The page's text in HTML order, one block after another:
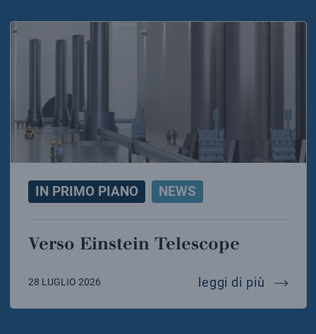
IN PRIMO PIANO NEWS
Verso Einstein Telescope
28 LUGLIO 2026 leggi di più verso